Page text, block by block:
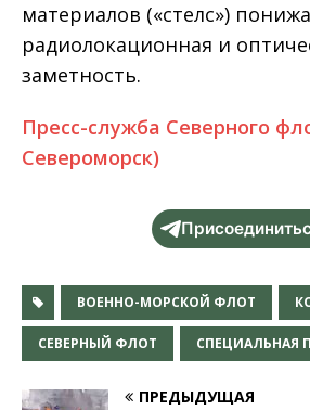
материалов («стелс»)
радиолокационная и
заметность.
Пресс-служба Северного
Североморск)
ВОЕННО-МОРСКОЙ ФЛОТ
СЕВЕРНЫЙ ФЛОТ СПЕЦИАЛЬНАЯ
ПРЕДЫДУЩАЯ